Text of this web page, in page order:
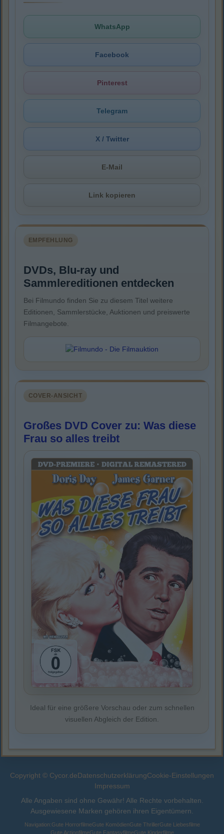
WhatsApp
Facebook
Pinterest
Telegram
X / Twitter
E-Mail
Link kopieren
EMPFEHLUNG
DVDs, Blu-ray und
Sammlereditionen entdecken
Bei Filmundo finden Sie zu diesem Titel weitere
Editionen, Sammlerstücke, Auktionen und preiswerte
Filmangebote.
COVER-ANSICHT
Großes DVD Cover zu: Was diese
Frau so alles treibt
Ideal für eine größere Vorschau oder zum schnellen
visuellen Abgleich der Edition.
Copyright © Cycor.deDatenschutzerklärungCookie-Einstellungen
Impressum
Alle Angaben sind ohne Gewähr! Alle Rechte vorbehalten.
Ausgewiesene Marken gehören ihren Eigentümern.
Navigation:Gute HorrorfilmeGute KomödienGute ThrillerGute Liebesfilme
Gute ActionfilmeGute FantasyfilmeGute Kinderfilme